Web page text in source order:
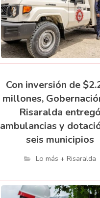
Con inversión de
millones,
Risaralda entregó
ambulancias y
seis municipios
Lo más + Risaralda